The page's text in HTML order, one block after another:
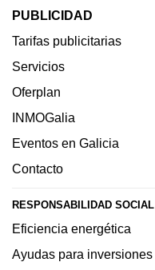
PUBLICIDAD
Tarifas publicitarias
Servicios
Oferplan
INMOGalia
Eventos en Galicia
Contacto
RESPONSABILIDAD SOCIAL
Eficiencia energética
Ayudas para inversiones